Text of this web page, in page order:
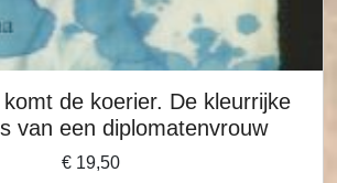
de koerier. De kleurrijke
van een diplomatenvrouw
€19,50